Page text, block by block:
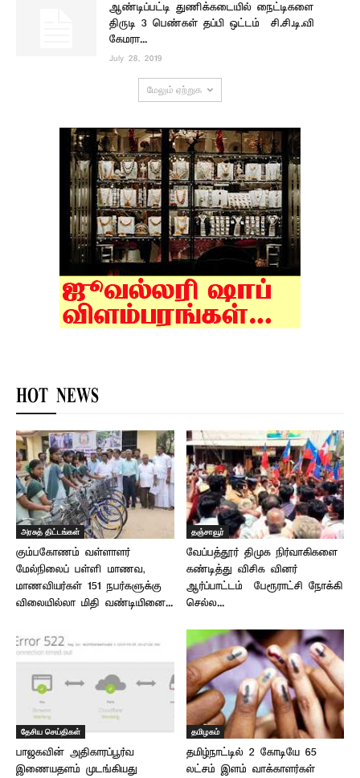
ஆண்டிப்பட்டி துணிக்கடையில் நைட்டிகளை
திருடி 3 பெண்கள் தப்பி ஒட்டம் – சி.சி.டி.வி
கேமரா...
July 28, 2019
மேலும் ஏற்றுக
HOT NEWS
அரசுத் திட்டங்கள்
கும்பகோணம் வள்ளாளர்
மேல்நிலைப் பள்ளி மாணவ,
மாணவியர்கள் 151 நபர்களுக்கு
விலையில்லா மிதி வண்டியினை...
தஞ்சாவூர்
வேப்பத்தூர் திமுக நிர்வாகிகளை
கண்டித்து விசிக வினர்
ஆர்ப்பாட்டம் – பேரூராட்சி நோக்கி
செல்ல...
தேசிய செய்திகள்
பாஜகவின் அதிகாரப்பூர்வ
இணையதளம் முடங்கியது
தமிழகம்
தமிழ்நாட்டில் 2 கோடியே 65
லட்சம் இளம் வாக்காளர்கள் –